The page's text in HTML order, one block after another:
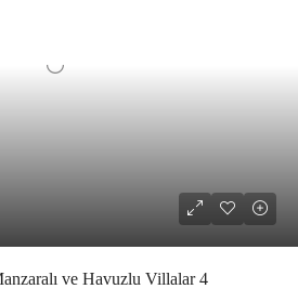
ve Havuzlu Villalar 4